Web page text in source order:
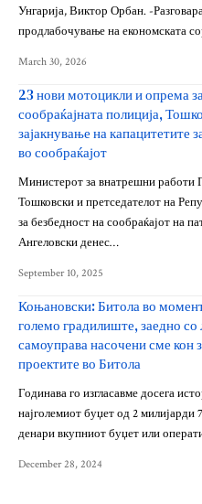
Унгарија, Виктор Орбан. -
продлабочување на економската
March 30, 2026
23 нови мотоцикли и опрема
сообраќајната полиција,
зајакнување на капацитетите
во сообраќајот
Министерот за внатрешни работи
Тошковски и претседателот на
за безбедност на сообраќајот на
Ангеловски денес…
September 10, 2025
Коњановски: Битола во
големо градилиште, заедно со
самоуправа насочени сме кон
проектите во Битола
Годинава го изгласавме досега
најголемиот буџет од 2 милијарди
денари вкупниот буџет или
December 28, 2024